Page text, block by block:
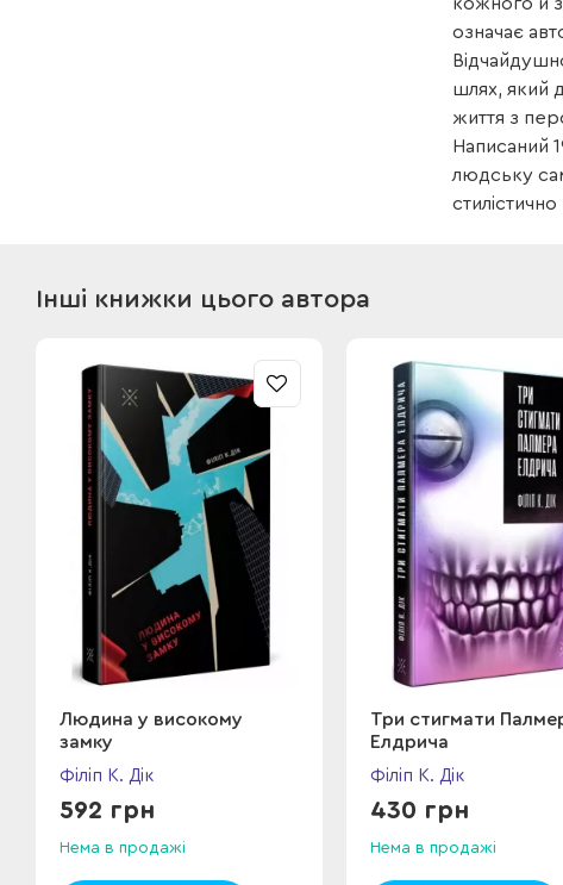
означає
шлях, який
життя з
Написаний
людську
Інші книжки цього автора
Людина у високому
замку
Філіп К. Дік
592 грн
Нема в продажі
Три стигмати
Елдрича
Філіп К. Дік
430 грн
Нема в продажі